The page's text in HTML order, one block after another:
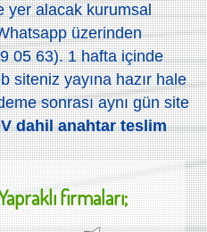
yer alacak kurumsal
üzerinden
05 63). 1 hafta içinde
siteniz yayına hazır hale
sonrası aynı gün site
dahil anahtar teslim
firmaları;